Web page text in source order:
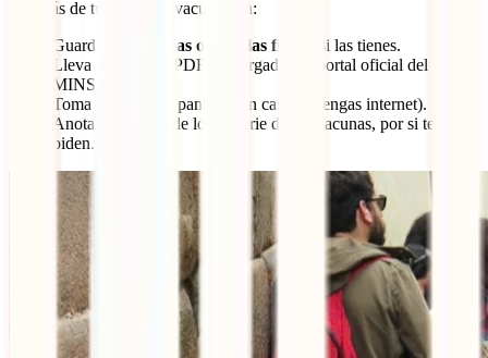
Además de tu carnet de vacunación:
Guarda
constancias o cartillas físicas
si las tienes.
Lleva un archivo PDF descargado del portal oficial del
MINSA.
Toma capturas de pantalla (en caso no tengas internet).
Anota el número de lote o serie de tus vacunas, por si te lo
piden.